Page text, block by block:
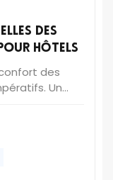
des
hôtels
des
Un
est le sac
discrète
de haute